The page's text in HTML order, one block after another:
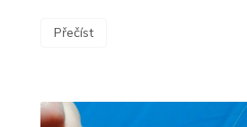
Přečíst